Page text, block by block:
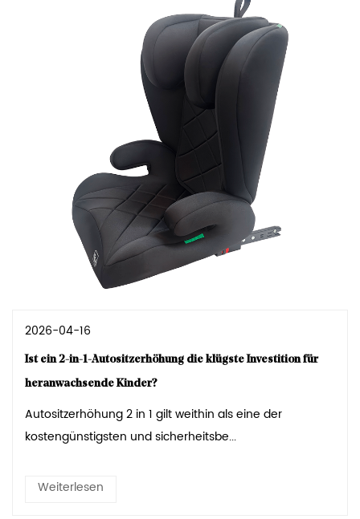
2026-04-16
Ist ein 2-in-1-Autositzerhöhung die klügste Investition für
heranwachsende Kinder?
Autositzerhöhung 2 in 1 gilt weithin als eine der
kostengünstigsten und sicherheitsbe...
Weiterlesen